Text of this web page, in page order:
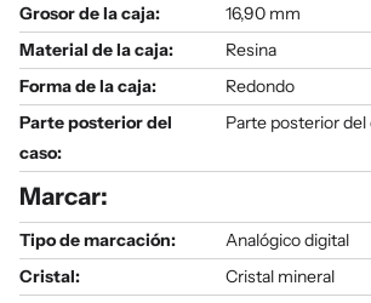
Grosor de la caja:
16,90 mm
Material de la caja:
Resina
Forma de la caja:
Redondo
Parte posterior del
caso:
Parte posterior del
Marcar:
Tipo de marcación:
Analógico digital
Cristal:
Cristal mineral